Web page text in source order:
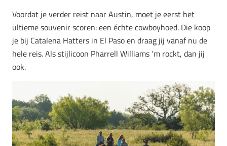
Voordat je verder reist naar Austin, moet je eerst het
ultieme souvenir scoren: een échte cowboyhoed. Die koop
je bij Catalena Hatters in El Paso en draag jij vanaf nu de
hele reis. Als stijlicoon Pharrell Williams ‘m rockt, dan jij
ook.